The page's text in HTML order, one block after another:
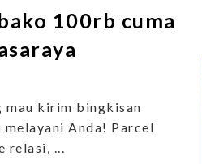
100rb cuma
mau kirim bingkisan
melayani Anda! Parcel
...